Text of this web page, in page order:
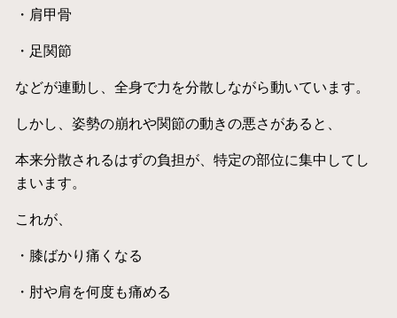
・肩甲骨
・足関節
などが連動し、全身で力を分散しながら動いています。
しかし、姿勢の崩れや関節の動きの悪さがあると、
本来分散されるはずの負担が、特定の部位に集中してし
まいます。
これが、
・膝ばかり痛くなる
・肘や肩を何度も痛める